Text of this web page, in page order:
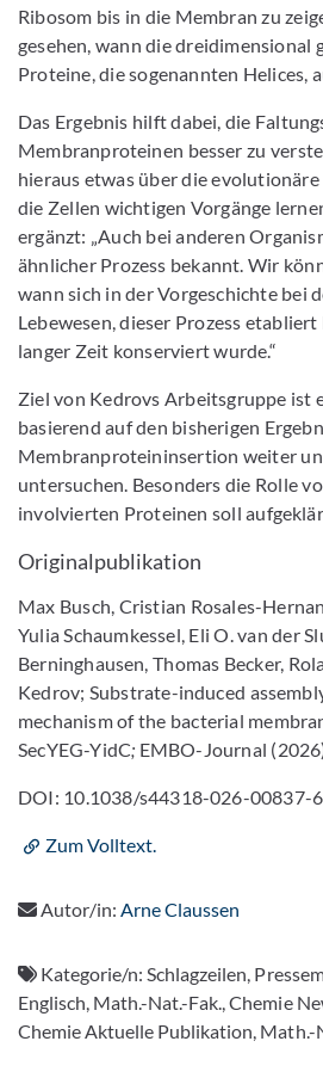
Ribosom bis in die Membran zu
gesehen, wann die dreidimensional
Proteine, die sogenannten Helices,
Das Ergebnis hilft dabei, die
Membranproteinen besser zu
hieraus etwas über die
die Zellen wichtigen Vorgänge
ergänzt: „Auch bei anderen
ähnlicher Prozess bekannt. Wir
wann sich in der Vorgeschichte bei
Lebewesen, dieser Prozess
langer Zeit konserviert wurde.“
Ziel von Kedrovs Arbeitsgruppe ist
basierend auf den bisherigen
Membranproteininsertion weiter
untersuchen. Besonders die Rolle
involvierten Proteinen soll
Originalpublikation
Max Busch, Cristian Rosales-
Yulia Schaumkessel, Eli O. van der
Berninghausen, Thomas Becker,
Kedrov; Substrate-induced
mechanism of the bacterial
SecYEG-YidC; EMBO-Journal
DOI: 10.1038/s44318-026-00837-6
Zum Volltext.
Autor/in:Arne Claussen
Kategorie/n:Schlagzeilen,
Englisch, Math.-Nat.-Fak., Chemie
Chemie Aktuelle Publikation, Math.-